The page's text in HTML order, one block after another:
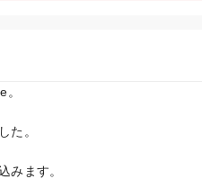
た。
みます。